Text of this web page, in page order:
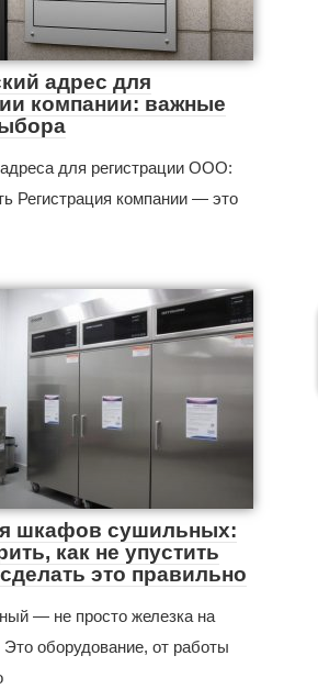
адрес для
компании: важные
для регистрации ООО:
Регистрация компании — это
шкафов сушильных:
как не упустить
это правильно
— не просто железка на
Это оборудование, от работы